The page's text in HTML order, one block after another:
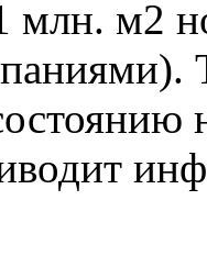
млн. м2